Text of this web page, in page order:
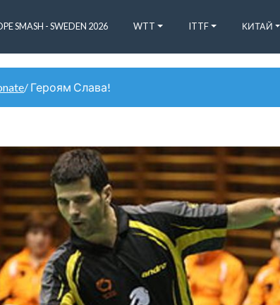
SMASH - SWEDEN 2026 WTT ITTF КИТАЙ
/ Героям Слава!